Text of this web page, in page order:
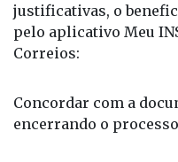
justificativas, o
pelo aplicativo Meu
Correios:
Concordar com a
encerrando o processo